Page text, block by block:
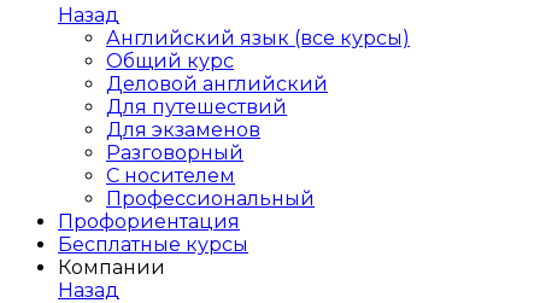
Назад
Английский язык (все курсы)
Общий курс
Деловой английский
Для путешествий
Для экзаменов
Разговорный
С носителем
Профессиональный
Профориентация
Бесплатные курсы
Компании
Назад